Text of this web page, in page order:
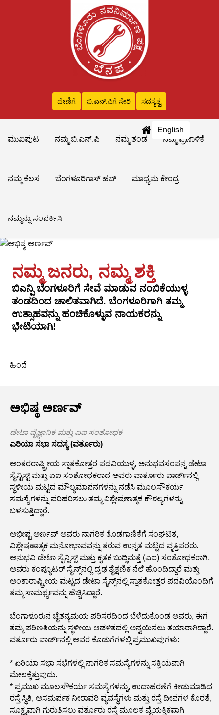
ದೇಣಿಗೆ ಬಿ.ಎನ್‌.ಪಿಗೆ ಸೇರಿ ಸದಸ್ಯತ್ವ
English
ಮುಖಪುಟ
ನಮ್ಮ ಬಿ.ಎನ್.ಪಿ ನಮ್ಮ ತಂಡ ನಮ್ಮ ಪ್ರಣಾಳಿಕೆ
ನಮ್ಮ ಕೆಲಸ ಬೆಂಗಳೂರಿಗಾಸ್ ಹಬ್ ಮಾಧ್ಯಮ ಕೇಂದ್ರ
ನಮ್ಮನ್ನು ಸಂಪರ್ಕಿಸಿ
ನಮ್ಮ ಜನರು, ನಮ್ಮ ಶಕ್ತಿ
ಬಿಎನ್ಪಿ ಬೆಂಗಳೂರಿಗೆ ಸೇವೆ ಮಾಡುವ ನಂಬಿಕೆಯುಳ್ಳ
ತಂಡದಿಂದ ಚಾಲಿತವಾಗಿದೆ. ಬೆಂಗಳೂರಿಗಾಗಿ ತಮ್ಮ
ಉತ್ಸಾಹವನ್ನು ಹಂಚಿಕೊಳ್ಳುವ ನಾಯಕರನ್ನು
ಭೇಟಿಯಾಗಿ!
ಹಿಂದೆ
ಅಭಿಷ್ಠ ಅರ್ಣವ್
ಡೇಟಾ ವೈಜ್ಞಾನಿಕ ಮತ್ತು ಏಐ ಸಂಶೋಧಕ
ಎರಿಯಾ ಸಭಾ ಸದಸ್ಯ (ವರ್ತೂರು)
ಅಂತರರಾಷ್ಟ್ರೀಯ ಸ್ನಾತಕೋತ್ತರ ಪದವಿಯುಳ್ಳ, ಅನುಭವಸಂಪನ್ನ ಡೇಟಾ
ಸೈನ್ಟಿಸ್ಟ್ ಮತ್ತು ಏಐ ಸಂಶೋಧಕರಾದ ಅವರು ವಾರ್ತೂರು ವಾರ್ಡ್‌ನಲ್ಲಿ
ಸ್ಥಳೀಯ ಮಟ್ಟದ ಮೌಲ್ಯಮಾಪನಗಳನ್ನು ನಡೆಸಿ ಮೂಲಸೌಕರ್ಯ
ಸಮಸ್ಯೆಗಳನ್ನು ಪರಿಹರಿಸಲು ತಮ್ಮ ವಿಶ್ಲೇಷಣಾತ್ಮಕ ಕೌಶಲ್ಯಗಳನ್ನು
ಬಳಸುತ್ತಿದ್ದಾರೆ.
ಅಭೀಷ್ಟ ಅರ್ಣವ್ ಅವರು ನಾಗರಿಕ ತೊಡಗಾಣಿಕೆಗೆ ಸಂಘಟಿತ,
ವಿಶ್ಲೇಷಣಾತ್ಮಕ ಮನೋಭಾವವನ್ನು ತರುವ ಉನ್ನತ ಮಟ್ಟದ ವೃತ್ತಿಪರರು.
ಅನುಭವಿ ಡೇಟಾ ಸೈನ್ಟಿಸ್ಟ್ ಮತ್ತು ಕೃತಕ ಬುದ್ಧಿಮತ್ತೆ (ಎಐ) ಸಂಶೋಧಕರಾಗಿ,
ಅವರು ಕಂಪ್ಯೂಟರ್ ಸೈನ್ಸ್‌ನಲ್ಲಿ ದ್ರಢ ಶೈಕ್ಷಣಿಕ ನೆಲೆ ಹೊಂದಿದ್ದಾರೆ ಮತ್ತು
ಅಂತಾರಾಷ್ಟ್ರೀಯ ಮಟ್ಟದ ಡೇಟಾ ಸೈನ್ಸ್‌ನಲ್ಲಿ ಸ್ನಾತಕೋತ್ತರ ಪದವಿಯೊಂದಿಗೆ
ತಮ್ಮ ಸಾಮರ್ಥ್ಯವನ್ನು ಹೆಚ್ಚಿಸಿದ್ದಾರೆ.
ಬೆಂಗಾಳೂರುನ ಚೈತನ್ಯಮಯ ಪರಿಸರದಿಂದ ಬೆಳೆದುಕೊಂಡ ಅವರು, ಈಗ
ತಮ್ಮ ಪರಿಣತಿಯನ್ನು ಸ್ಥಳೀಯ ಆಡಳಿತದಲ್ಲಿ ಅನ್ವಯಿಸಲು ತಯಾರಾಗಿದ್ದಾರೆ.
ವರ್ತೂರು ವಾರ್ಡ್‌ನಲ್ಲಿ ಅವರ ಕೊಡುಗೆಗಳಲ್ಲಿ ಪ್ರಮುಖವುಗಳು:
* ಏರಿಯಾ ಸಭಾ ಸಭೆಗಳಲ್ಲಿ ನಾಗರಿಕ ಸಮಸ್ಯೆಗಳನ್ನು ಸಕ್ರಿಯವಾಗಿ
ಮೇಲಕ್ಕೆತ್ತುವುದು.
* ಪ್ರಮುಖ ಮೂಲಸೌಕರ್ಯ ಸಮಸ್ಯೆಗಳನ್ನು, ಉದಾಹರಣೆಗೆ ಕೀಡುಮಾಡಿದ
ರಸ್ತೆ ಸ್ಥಿತಿ, ಅಸಮರ್ಪಕ ನೀರಾವರಿ ವ್ಯವಸ್ಥೆಗಳು ಮತ್ತು ರಸ್ತೆ ದೀಪಗಳ ಕೊರತೆ,
ಸೂಕ್ಷ್ಮವಾಗಿ ಗುರುತಿಸಲು ವರ್ತೂರು ರಸ್ತೆ ಮೂಲಕ ವೈಯಕ್ತಿಕವಾಗಿ